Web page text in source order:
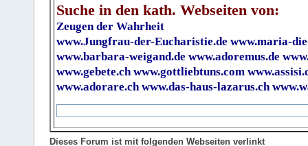
Suche in den kath. Webseiten von:
Zeugen der Wahrheit
www.Jungfrau-der-Eucharistie.de www.maria-
www.barbara-weigand.de www.adoremus.de
www.gebete.ch www.gottliebtuns.com
www.adorare.ch www.das-haus-lazarus.ch
Dieses Forum ist mit folgenden Webseiten verlinkt